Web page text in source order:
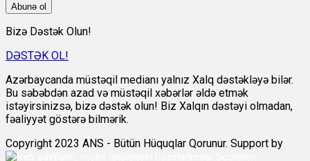
Abunə ol
Bizə Dəstək Olun!
DƏSTƏK OL!
Azərbaycanda müstəqil medianı yalnız Xalq dəstəkləyə bilər.
Bu səbəbdən azad və müstəqil xəbərlər əldə etmək
istəyirsinizsə, bizə dəstək olun! Biz Xalqın dəstəyi olmadan,
fəaliyyət göstərə bilmərik.
Copyright 2023 ANS - Bütün Hüquqlar Qorunur. Support by